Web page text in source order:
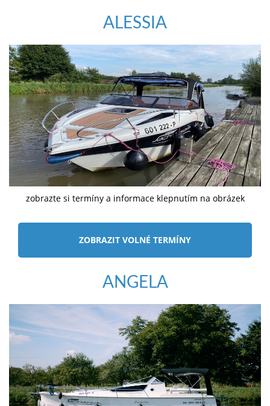
ALESSIA
zobrazte si termíny a informace klepnutím na obrázek
ZOBRAZIT VOLNÉ TERMÍNY
ANGELA